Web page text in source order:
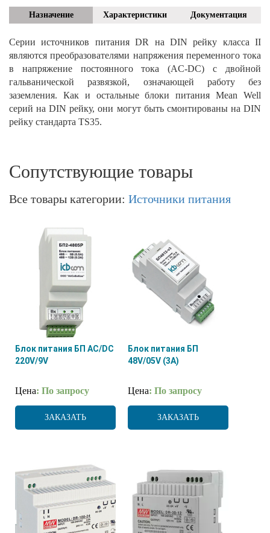
Назначение Характеристики Документация
Серии источников питания DR на DIN рейку класса II
являются преобразователями напряжения переменного тока
в напряжение постоянного тока (AC-DC) c двойной
гальванической развязкой, означающей работу без
заземления. Как и остальные блоки питания Mean Well
серий на DIN рейку, они могут быть смонтированы на DIN
рейку стандарта TS35.
Сопутствующие товары
Все товары категории: Источники питания
Блок питания БП AC/DC
220V/9V
Цена: По запросу
ЗАКАЗАТЬ
Блок питания БП
48V/05V (3A)
Цена: По запросу
ЗАКАЗАТЬ